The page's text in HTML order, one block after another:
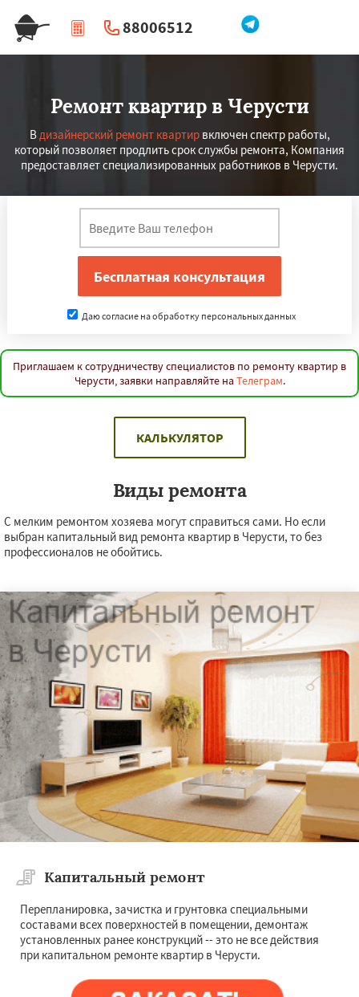
88006512
| Перезвоните мне
Ремонт квартир в Черусти
Вдизайнерский ремонт квартирвключен спектр работы,
который позволяет продлить срок службы ремонта, Компания
предоставляет специализированных работников в Черусти.
Даю согласие на обработку персональных данных
Приглашаем к сотрудничеству специалистов по ремонту квартир в
Черусти, заявки направляйте на Телеграм.
КАЛЬКУЛЯТОР
Виды ремонта
С мелким ремонтом хозяева могут справиться сами. Но если
выбран капитальный вид ремонта квартир в Черусти, то без
профессионалов не обойтись.
Капитальный ремонт
Перепланировка, зачистка и грунтовка специальными
составами всех поверхностей в помещении, демонтаж
установленных ранее конструкций -- это не все действия
при капитальном ремонте квартир в Черусти.